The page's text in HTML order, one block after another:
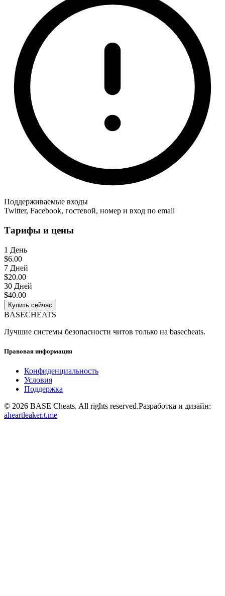
Поддерживаемые входы
Twitter, Facebook, гостевой, номер и вход по email
Тарифы и цены
1 День
$6.00
7 Дней
$20.00
30 Дней
$40.00
Купить сейчас
BASECHEATS
Лучшие системы безопасности читов только на basecheats.
Правовая информация
Конфиденциальность
Условия
Поддержка
© 2026 BASE Cheats. All rights reserved.Разработка и дизайн:
aheartleaker.t.me